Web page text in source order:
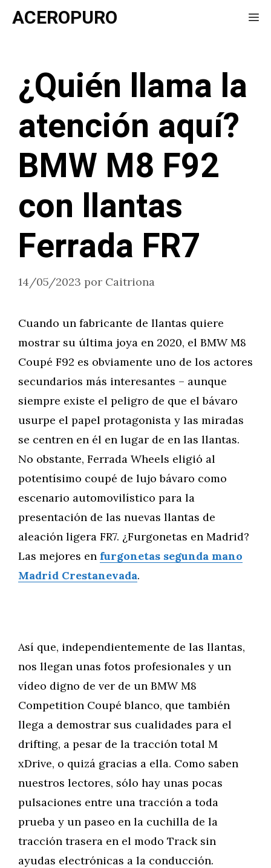
Saltar
ACEROPURO
¿Quién llama la
atención aquí?
BMW M8 F92
con llantas
Ferrada FR7
14/05/2023 por Caitriona
Cuando un fabricante de llantas quiere
mostrar su última joya en 2020, el BMW M8
Coupé F92 es obviamente uno de los actores
secundarios más interesantes – aunque
siempre existe el peligro de que el bávaro
usurpe el papel protagonista y las miradas
se centren en él en lugar de en las llantas.
No obstante, Ferrada Wheels eligió al
potentísimo coupé de lujo bávaro como
escenario automovilístico para la
presentación de las nuevas llantas de
aleación ligera FR7. ¿Furgonetas en Madrid?
Las mejores en furgonetas segunda mano
Madrid Crestanevada.
Así que, independientemente de las llantas,
nos llegan unas fotos profesionales y un
vídeo digno de ver de un BMW M8
Competition Coupé blanco, que también
llega a demostrar sus cualidades para el
drifting, a pesar de la tracción total M
xDrive, o quizá gracias a ella. Como saben
nuestros lectores, sólo hay unas pocas
pulsaciones entre una tracción a toda
prueba y un paseo en la cuchilla de la
tracción trasera en el modo Track sin
ayudas electrónicas a la conducción.